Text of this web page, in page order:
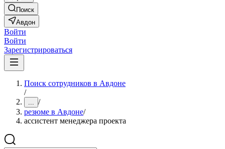
Поиск
Авдон
Войти
Войти
Зарегистрироваться
Поиск сотрудников в Авдоне
/
... /
резюме в Авдоне/
ассистент менеджера проекта